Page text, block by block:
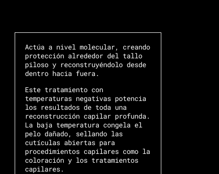
Actúa a nivel molecular, creando
protección alrededor del tallo
piloso y reconstruyéndolo desde
dentro hacia fuera.
Este tratamiento con
temperaturas negativas potencia
los resultados de toda una
reconstrucción capilar profunda.
La baja temperatura congela el
pelo dañado, sellando las
cutículas abiertas para
procedimientos capilares como la
coloración y los tratamientos
capilares.